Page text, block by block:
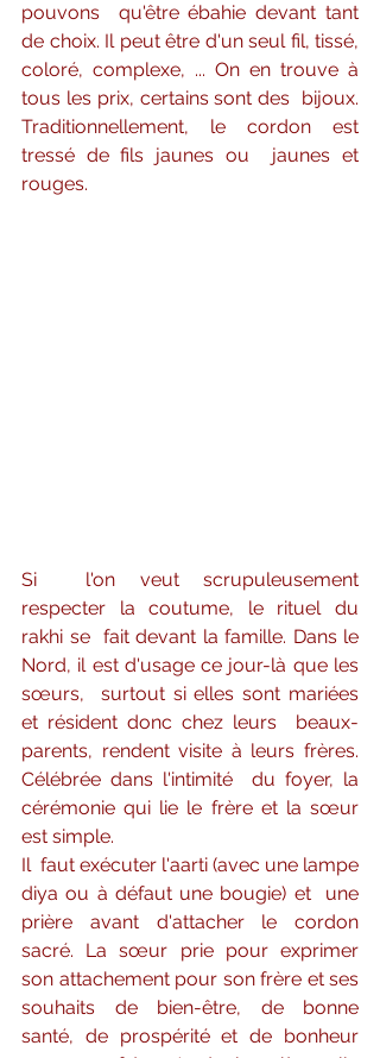
pouvons  qu'être ébahie devant tant
de choix. Il peut être d'un seul fil, tissé,
coloré, complexe, ... On en trouve à
tous les prix, certains sont des  bijoux.
Traditionnellement, le cordon est
tressé de fils jaunes ou  jaunes et
rouges.
Si  l'on veut scrupuleusement
respecter la coutume, le rituel du
rakhi se  fait devant la famille. Dans le
Nord, il est d'usage ce jour-là que les
sœurs,  surtout si elles sont mariées
et résident donc chez leurs  beaux-
parents, rendent visite à leurs frères.
Célébrée dans l'intimité  du foyer, la
cérémonie qui lie le frère et la sœur
est simple.
Il  faut exécuter l'aarti (avec une lampe
diya ou à défaut une bougie) et  une
prière avant d'attacher le cordon
sacré. La sœur prie pour exprimer
son attachement pour son frère et ses
souhaits de bien-être, de bonne
santé, de prospérité et de bonheur